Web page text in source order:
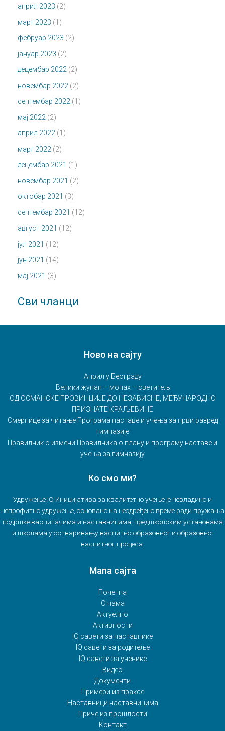
април 2023 (2)
март 2023 (1)
фебруар 2023 (2)
јануар 2023 (2)
децембар 2022(2)
новембар 2022 (2)
септембар 2022(1)
мај 2022 (2)
април 2022(1)
март 2022 (2)
децембар 2021 (1)
новембар 2021 (2)
октобар 2021 (3)
септембар 2021 (12)
август 2021 (12)
јул 2021 (12)
јун 2021 (14)
мај 2021 (3)
Сви чланци
Ново на сајту
Април у Београду
Велики жупан – монах – светитељ
ОД ОСМАНСКЕ ПРОВИНЦИЈЕ ДО НЕЗАВИСНЕ, МЕЂУНАРОДНО
ПРИЗНАТЕ КРАЉЕВИНЕ
Смернице за читање Програма наставе и учења за први разред
гимназије
Правилник о измени Правилника о плану и програму наставе и
учења за гимназију
Ко смо ми?
Удружење IQ Иницијатива за квалитетно учење је невладино и
непрофитно удружење, основано на неодређено време ради пружања
подршке васпитачима и наставницима, предшколским установама
и школама у остваривању васпитно-образовног и образовно-
васпитног процеса.
Мапа сајта
Почетна
О нама
Актуелно
Активности
IQ савети за наставнике
IQ савети за родитеље
IQ савети за ученике
Видео
Документи
Примери из праксе
Наставници наставницима
Приче из прошлости
Контакт